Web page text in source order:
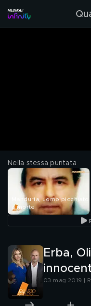
Nella stessa puntata
Manduria, uomo picchiato
a morte
Erba,
03 mag 2019 |